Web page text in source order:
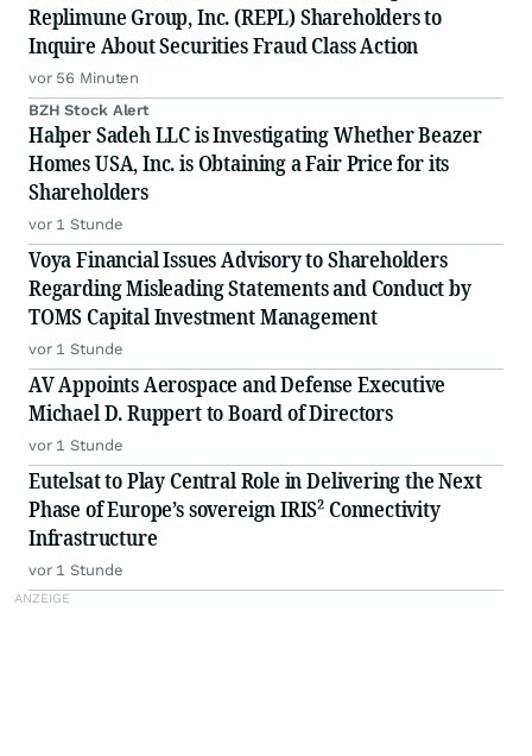
Replimune Group, Inc. (REPL) Shareholders to
Inquire About Securities Fraud Class Action
vor 56 Minuten
BZH Stock Alert
Halper Sadeh LLC is Investigating Whether Beazer
Homes USA, Inc. is Obtaining a Fair Price for its
Shareholders
vor 1 Stunde
Voya Financial Issues Advisory to Shareholders
Regarding Misleading Statements and Conduct by
TOMS Capital Investment Management
vor 1 Stunde
AV Appoints Aerospace and Defense Executive
Michael D. Ruppert to Board of Directors
vor 1 Stunde
Eutelsat to Play Central Role in Delivering the Next
Phase of Europe’s sovereign IRIS² Connectivity
Infrastructure
vor 1 Stunde